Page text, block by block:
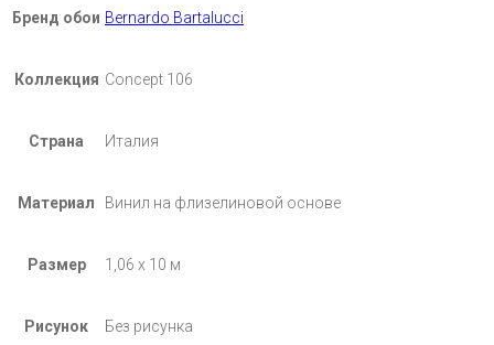
Бренд обои Bernardo Bartalucci
Коллекция Concept 106
Страна Италия
Материал Винил на флизелиновой основе
Размер 1,06 х 10 м
Рисунок Без рисунка